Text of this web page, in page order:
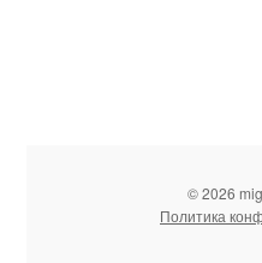
© 2026
Политика